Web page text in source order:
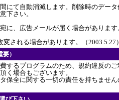
にて自動消滅します。削除時のデー
下さい。
に、広告メールが届く場合があります
される場合があります。（2003.5.27）
）
するプログラムのため、規約違反の
く場合もございます。
保全に関する一切の責任を持ちませ